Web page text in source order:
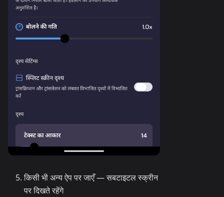
किसी भी अन्य ऐप पर जाएँ — सबटाइटल स्क्रीन
पर दिखते रहेंगे